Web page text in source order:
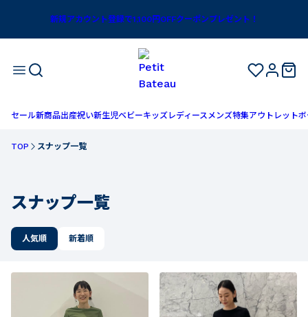
新規アカウント登録で1,100円OFFクーポンプレゼント！
セール新商品出産祝い新生児ベビーキッズ レディースメンズ特集アウトレットボ
TOP スナップ一覧
スナップ一覧
人気順 新着順